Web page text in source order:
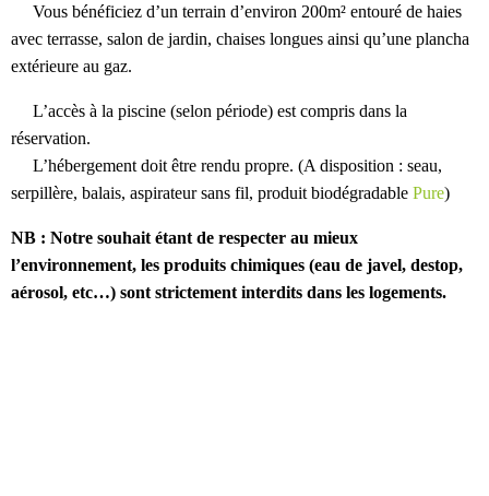
Vous bénéficiez d’un terrain d’environ 200m² entouré de haies
avec terrasse, salon de jardin, chaises longues ainsi qu’une plancha
extérieure au gaz.
L’accès à la piscine (selon période) est compris dans la
réservation.
L’hébergement doit être rendu propre. (A disposition : seau,
serpillère, balais, aspirateur sans fil, produit biodégradable Pure)
NB : Notre souhait étant de respecter au mieux
l’environnement, les produits chimiques (eau de javel, destop,
aérosol, etc…) sont strictement interdits dans les logements.